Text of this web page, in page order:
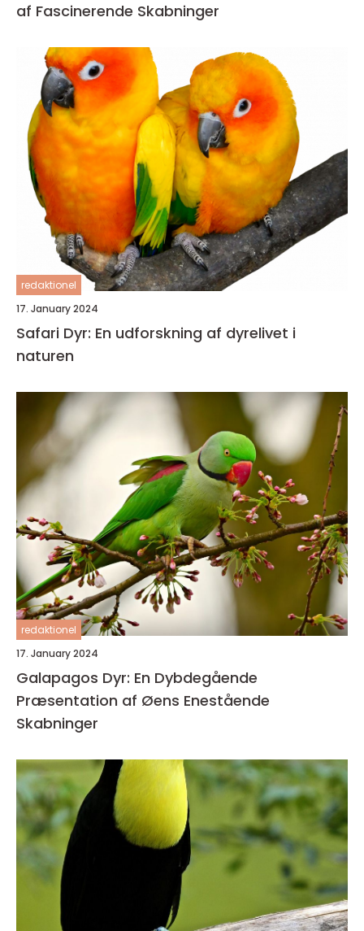
af Fascinerende Skabninger
redaktionel
17. January 2024
Safari Dyr: En udforskning af dyrelivet i
naturen
redaktionel
17. January 2024
Galapagos Dyr: En Dybdegående
Præsentation af Øens Enestående
Skabninger